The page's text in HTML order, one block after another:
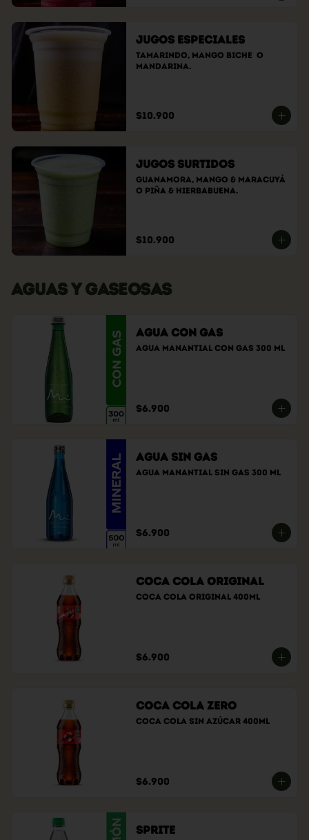
Jugos Especiales
Tamarindo, Mango Biche  O
Mandarina.
$10.900
Jugos Surtidos
GuanaMora, Mango & Maracuyá
o Piña & Hierbabuena.
$10.900
AGUAS Y GASEOSAS
Agua con Gas
Agua Manantial con gas 300 ml
$6.900
Agua sin gas
Agua manantial sin gas 300 ml
$6.900
Coca Cola Original
Coca cola original 400ml
$6.900
Coca Cola Zero
Coca cola sin azúcar 400ml
$6.900
Sprite